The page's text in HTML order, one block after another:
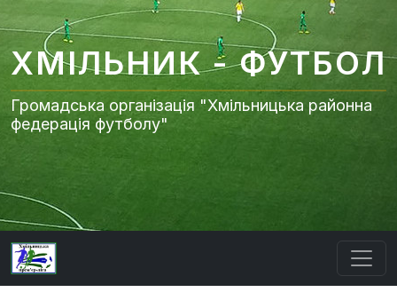
ХМІЛЬНИК - ФУТБОЛ
Громадська організація "Хмільницька районна
федерація футболу"